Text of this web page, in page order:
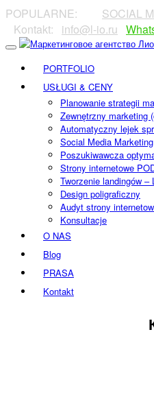
POPULARNE: SOCIAL
⠀Kontakt:⠀ info@l-io.ru
PORTFOLIO
USŁUGI & CENY
Planowanie strategii
Zewnętrzny marketing
Automatyczny lejek
Social Media Marketing
Poszukiwawcza
Strony internetowe
Tworzenie landingów –
Design poligraficzny
Audyt strony
Konsultacje
O NAS
Blog
PRASA
Kontakt